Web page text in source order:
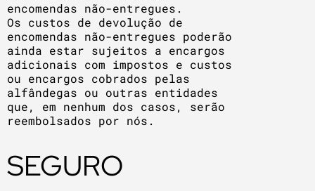
encomendas não-entregues.
Os custos de devolução de
encomendas não-entregues poderão
ainda estar sujeitos a encargos
adicionais com impostos e custos
ou encargos cobrados pelas
alfândegas ou outras entidades
que, em nenhum dos casos, serão
reembolsados por nós.
SEGURO